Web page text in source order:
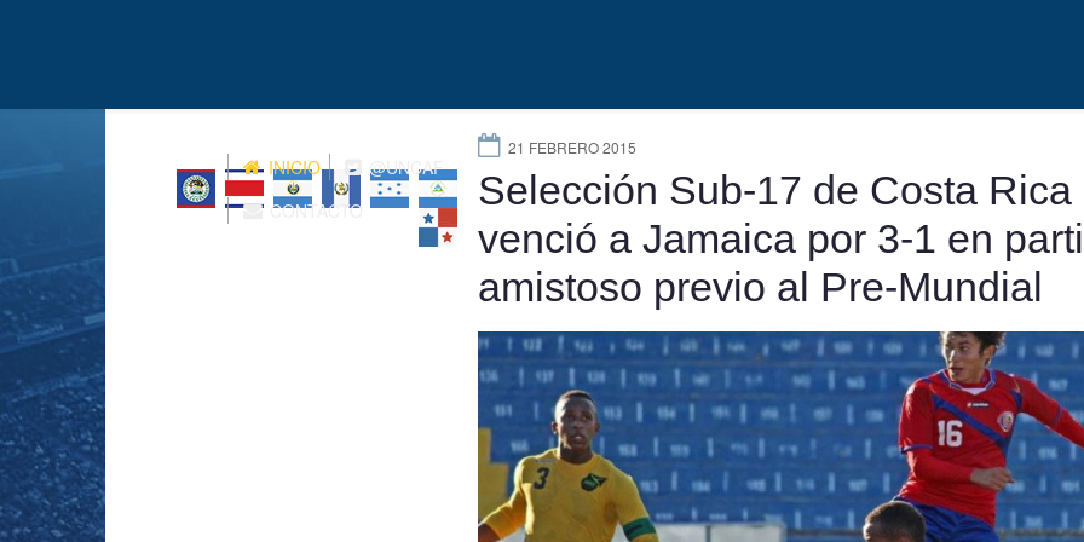
INICIO
@UNCAF
CONTACTO
21 FEBRERO 2015
Selección Sub-17 de Costa Rica
venció a Jamaica por 3-1 en
amistoso previo al Pre-Mundial